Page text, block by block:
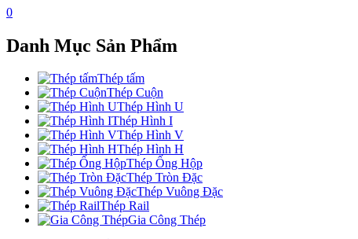
0
Danh Mục Sản Phẩm
Thép tấm
Thép Cuộn
Thép Hình U
Thép Hình I
Thép Hình V
Thép Hình H
Thép Ống Hộp
Thép Tròn Đặc
Thép Vuông Đặc
Thép Rail
Gia Công Thép